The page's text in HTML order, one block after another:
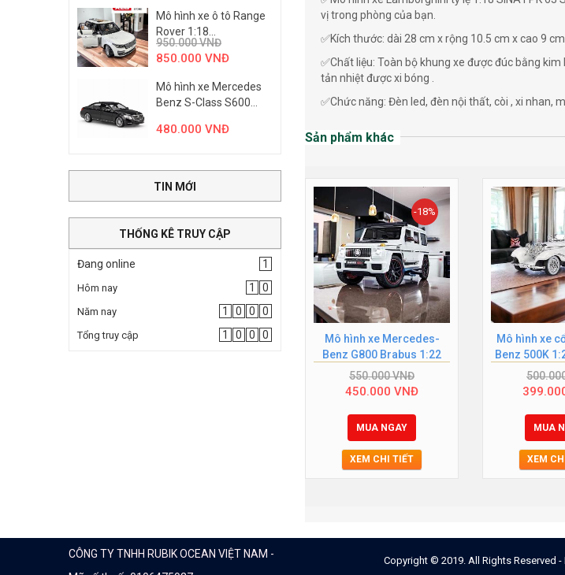
Mô hình xe ô tô Range
Rover 1:18...
950.000VNĐ
850.000 VNĐ
Mô hình xe Mercedes
Benz S-Class S600...
480.000 VNĐ
TIN MỚI
THỐNG KÊ TRUY CẬP
Đang online 1
Hôm nay 1 0
Năm nay 1 0 0 0
Tổng truy cập 1 0 0 0
vị trong phòng của bạn.
✅Kích thước: dài 28 cm x rộng 10.5 cm x cao 9 cm
✅Chất liệu: Toàn bộ khung xe được đúc bằng
tản nhiệt được xi bóng .
✅Chức năng: Đèn led, đèn nội thất, còi , xi nhan,
Sản phẩm khác
-18%
Mô hình xe Mercedes-
Benz G800 Brabus 1:22
trắng
550.000VNĐ
450.000 VNĐ
MUA NGAY
XEM CHI TIẾT
Mô hình xe
Benz 500K
kim
MUA
XEM
CÔNG TY TNHH RUBIK OCEAN VIỆT NAM -
Copyright © 2019. All Rights Reserved -